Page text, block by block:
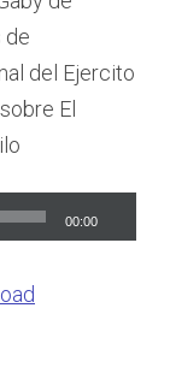
de
del Ejercito
El
00:00